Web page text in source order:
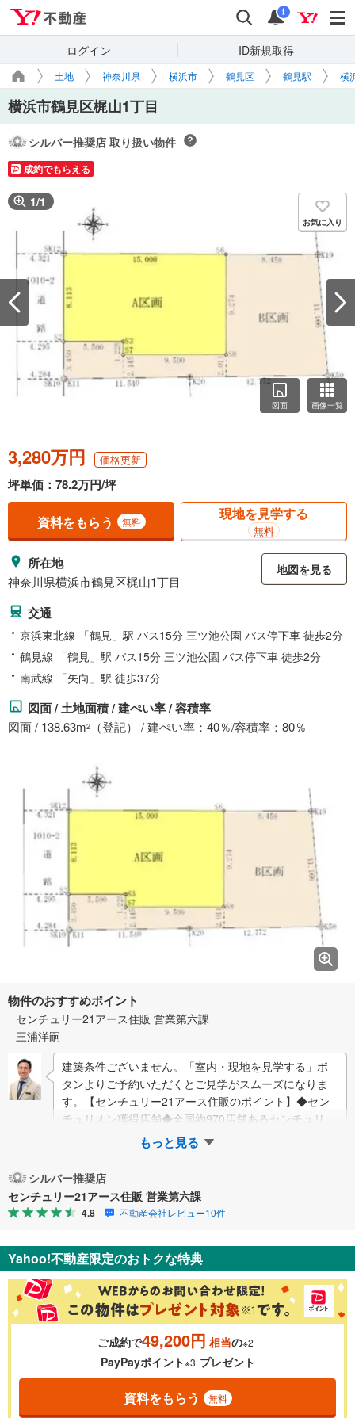
検索 通知
i
ログイン ID新規取得
土地 神奈川県 横浜市 鶴見区 鶴見駅 横
横浜市鶴見区梶山1丁目
シルバー推奨店 取り扱い物件
成約でもらえる
1/1
お気に入り
図面 画像一覧
3,280万円 価格更新
坪単価：78.2万円/坪
資料をもらう 無料 現地を見学する
無料
所在地
神奈川県横浜市鶴見区梶山1丁目
地図を見る
交通
京浜東北線 「鶴見」駅 バス15分 三ツ池公園 バス停下車 徒歩2分
鶴見線 「鶴見」駅 バス15分 三ツ池公園 バス停下車 徒歩2分
南武線 「矢向」駅 徒歩37分
図面 / 土地面積 / 建ぺい率 / 容積率
図面 / 138.63m2 （登記） / 建ぺい率：40％/容積率：80％
物件のおすすめポイント
センチュリー21アース住販 営業第六課
三浦洋嗣
建築条件ございません。「室内・現地を見学する」ボ
タンよりご予約いただくとご見学がスムーズになりま
す。【センチュリー21アース住販のポイント】◆セン
チュリオン獲得店舗◆全国約970店舗あるセンチュリー
21のお店。その中でも、アメリカ…
もっと見る
シルバー推奨店
センチュリー21アース住販 営業第六課
4.8 不動産会社レビュー10件
Yahoo!不動産限定のおトクな特典
ご成約で49,200円 相当の※2
PayPayポイント※3 プレゼント
資料をもらう 無料